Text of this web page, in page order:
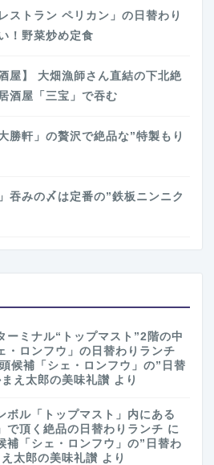
ストラン ペリカン」の日替わり
！野菜炒め定食
屋】 大畑漁師さん直結の下北絶
酒屋「三宝」で吞む
勝軒」の贅沢で絶品な”特製もり
吞みの〆は定番の”鉄板ニンニク
ーミナル“トップマスト”2階の中
・ロンフウ」の日替わりランチ
候補「シェ・ロンフウ」の”日替
え太郎の美味礼讃 より
ボル「トップマスト」内にある
で頂く絶品の日替わりランチ に
補「シェ・ロンフウ」の”日替わ
太郎の美味礼讃 より